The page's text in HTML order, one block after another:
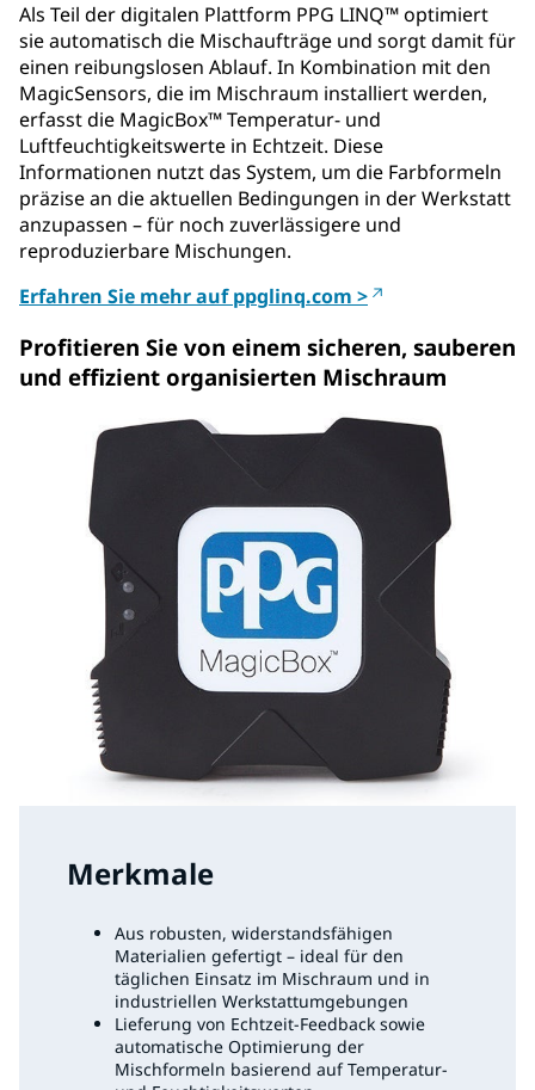
Als Teil der digitalen Plattform PPG LINQ™ optimiert
sie automatisch die Mischaufträge und sorgt damit für
einen reibungslosen Ablauf. In Kombination mit den
MagicSensors, die im Mischraum installiert werden,
erfasst die MagicBox™ Temperatur- und
Luftfeuchtigkeitswerte in Echtzeit. Diese
Informationen nutzt das System, um die Farbformeln
präzise an die aktuellen Bedingungen in der Werkstatt
anzupassen – für noch zuverlässigere und
reproduzierbare Mischungen.
Erfahren Sie mehr auf ppglinq.com >
Profitieren Sie von einem sicheren, sauberen
und effizient organisierten Mischraum
Merkmale
Aus robusten, widerstandsfähigen
Materialien gefertigt – ideal für den
täglichen Einsatz im Mischraum und in
industriellen Werkstattumgebungen
Lieferung von Echtzeit-Feedback sowie
automatische Optimierung der
Mischformeln basierend auf Temperatur-